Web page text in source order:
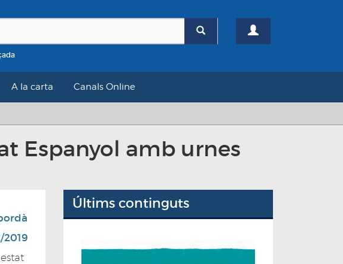
A la carta Canals Online
Espanyol amb urnes
2019
Últims continguts